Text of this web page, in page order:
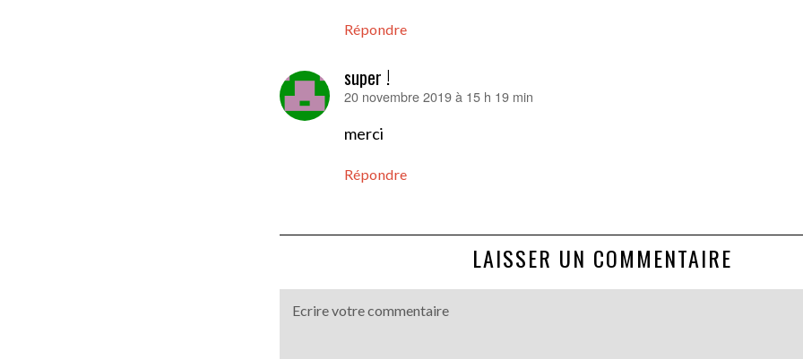
Répondre
super !
dit :
20 novembre 2019 à 15 h 19 min
merci
Répondre
LAISSER UN COMMENTAIRE